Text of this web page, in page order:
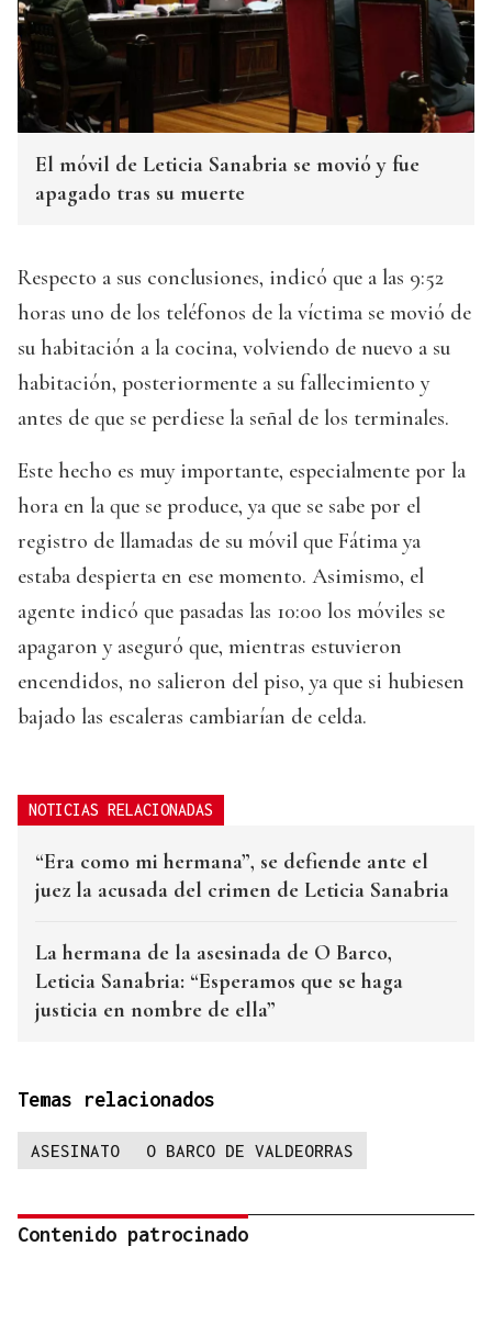
El móvil de Leticia Sanabria se movió y fue
apagado tras su muerte
Respecto a sus conclusiones, indicó que a las 9:52
horas uno de los teléfonos de la víctima se movió de
su habitación a la cocina, volviendo de nuevo a su
habitación, posteriormente a su fallecimiento y
antes de que se perdiese la señal de los terminales.
Este hecho es muy importante, especialmente por la
hora en la que se produce, ya que se sabe por el
registro de llamadas de su móvil que Fátima ya
estaba despierta en ese momento. Asimismo, el
agente indicó que pasadas las 10:00 los móviles se
apagaron y aseguró que, mientras estuvieron
encendidos, no salieron del piso, ya que si hubiesen
bajado las escaleras cambiarían de celda.
NOTICIAS RELACIONADAS
“Era como mi hermana”, se defiende ante el
juez la acusada del crimen de Leticia Sanabria
La hermana de la asesinada de O Barco,
Leticia Sanabria: “Esperamos que se haga
justicia en nombre de ella”
Temas relacionados
ASESINATO O BARCO DE VALDEORRAS
Contenido patrocinado